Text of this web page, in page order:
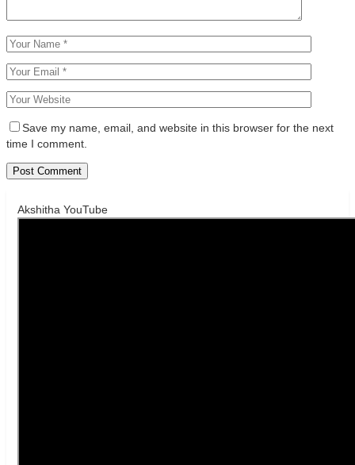
Save my name, email, and website in this browser for the next
time I comment.
Akshitha YouTube